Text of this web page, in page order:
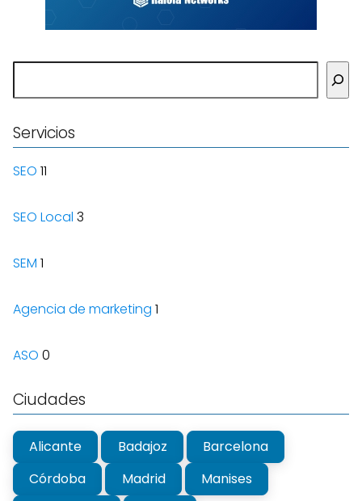
Servicios
SEO 11
SEO Local 3
SEM 1
Agencia de marketing 1
ASO 0
Ciudades
Alicante Badajoz
Barcelona
Córdoba
Madrid
Manises